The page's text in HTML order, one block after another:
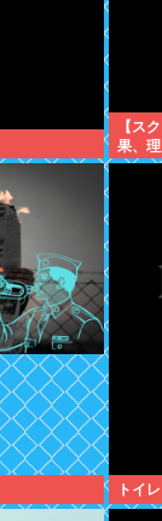
【ス
果、
につ
トイ